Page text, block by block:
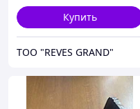
Купить
ТОО "REVES GRAND"